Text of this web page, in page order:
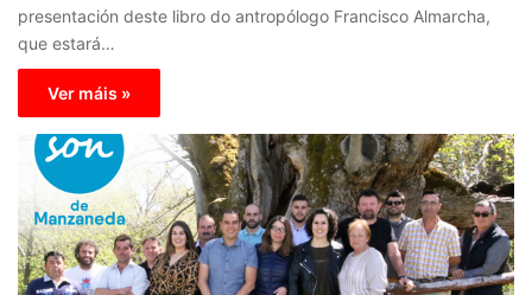
presentación deste libro do antropólogo Francisco Almarcha,
que estará…
Ver máis »